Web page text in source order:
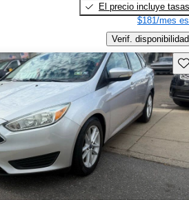
El precio incluye tasas
$181/mes
Verif. disponibilidad